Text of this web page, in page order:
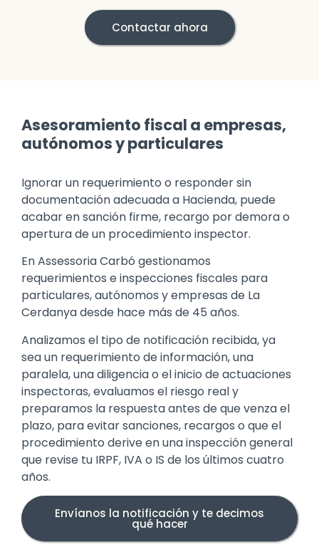
Contactar ahora
Asesoramiento fiscal a empresas,
autónomos y particulares
Ignorar un requerimiento o responder sin
documentación adecuada a Hacienda, puede
acabar en sanción firme, recargo por demora o
apertura de un procedimiento inspector.
En Assessoria Carbó gestionamos
requerimientos e inspecciones fiscales para
particulares, autónomos y empresas de La
Cerdanya desde hace más de 45 años.
Analizamos el tipo de notificación recibida, ya
sea un requerimiento de información, una
paralela, una diligencia o el inicio de actuaciones
inspectoras, evaluamos el riesgo real y
preparamos la respuesta antes de que venza el
plazo, para evitar sanciones, recargos o que el
procedimiento derive en una inspección general
que revise tu IRPF, IVA o IS de los últimos cuatro
años.
Envíanos la notificación y te decimos
qué hacer